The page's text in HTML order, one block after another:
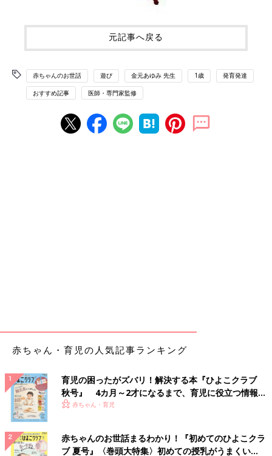
元記事へ戻る
赤ちゃんのお世話 遊び 金元あゆみ 先生 1歳 発育発達
おすすめ記事 医師・専門家監修
赤ちゃん・育児の人気記事ランキング
育児の困ったがズバリ！解決する本『ひよこクラブ
秋号』 4カ月～2才になるまで、育児に役立つ情報が
いっぱい！
赤ちゃん・育児
赤ちゃんのお世話まるわかり！『初めてのひよこクラ
ブ 夏号』〈巻頭大特集〉初めての授乳がうまくい